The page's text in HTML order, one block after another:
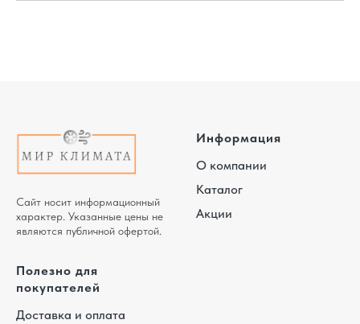
Сайт носит информационный
характер. Указанные цены не
являются публичной офертой.
Информация
О компании
Каталог
Акции
Полезно для
покупателей
Доставка и оплата